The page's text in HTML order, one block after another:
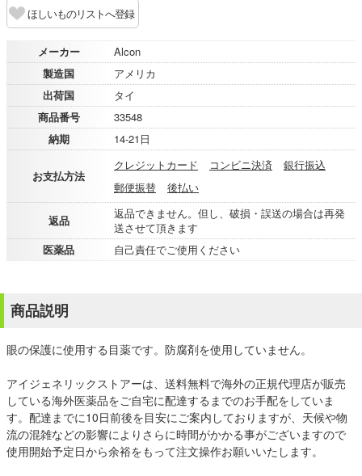
ほしいものリストへ登録
メーカー
Alcon
製造国
アメリカ
出荷国
タイ
商品番号
33548
納期
14-21日
お支払方法
クレジットカード コンビニ決済
銀行振込
郵便振替
後払い
返品
返品できません。但し、破損・誤送の場合は再発
送させて頂きます
医薬品
自己責任でご使用ください
商品説明
眼の保護に使用する目薬です。防腐剤を使用していません。
アイジェネリックストアーは、送料無料で海外の正規代理店が販売
している海外医薬品をご自宅に配達するまでのお手配をしていま
す。配達までに10日前後を目安にご案内しておりますが、天候や物
流の混雑などの影響によりさらに時間がかかる事がございますので
使用開始予定日から余裕をもって注文操作お願いいたします。